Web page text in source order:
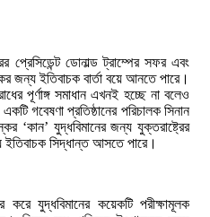
প্রেসিডেন্ট ডোনাল্ড ট্রাম্পের সফর এবং
জন্য ইতিবাচক বার্তা বয়ে আনতে পারে।
পূর্ণাঙ্গ সমাধান এখনই হচ্ছে না বলেও
গবেষণা প্রতিষ্ঠানের পরিচালক সিনান
‘কান’ যুদ্ধবিমানের জন্য যুক্তরাষ্ট্রের
ইতিবাচক সিদ্ধান্ত আসতে পারে।
যুদ্ধবিমানের কয়েকটি পরীক্ষামূলক